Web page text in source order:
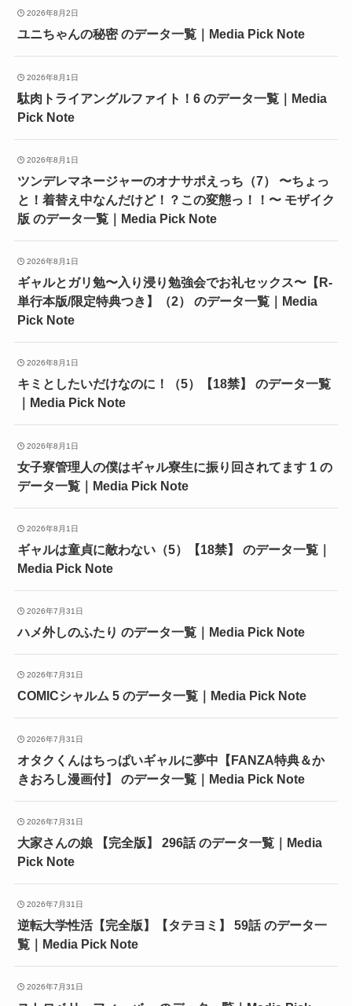
2026年8月2日
ユニちゃんの秘密 のデータ一覧｜Media Pick Note
2026年8月1日
駄肉トライアングルファイト！6 のデータ一覧｜Media
Pick Note
2026年8月1日
ツンデレマネージャーのオナサポえっち（7） 〜ちょっ
と！着替え中なんだけど！？この変態っ！！〜 モザイク
版 のデータ一覧｜Media Pick Note
2026年8月1日
ギャルとガリ勉〜入り浸り勉強会でお礼セックス〜【R-
単行本版/限定特典つき】（2） のデータ一覧｜Media
Pick Note
2026年8月1日
キミとしたいだけなのに！（5）【18禁】 のデータ一覧
｜Media Pick Note
2026年8月1日
女子寮管理人の僕はギャル寮生に振り回されてます 1 の
データ一覧｜Media Pick Note
2026年8月1日
ギャルは童貞に敵わない（5）【18禁】 のデータ一覧｜
Media Pick Note
2026年7月31日
ハメ外しのふたり のデータ一覧｜Media Pick Note
2026年7月31日
COMICシャルム 5 のデータ一覧｜Media Pick Note
2026年7月31日
オタクくんはちっぱいギャルに夢中【FANZA特典＆か
きおろし漫画付】 のデータ一覧｜Media Pick Note
2026年7月31日
大家さんの娘 【完全版】 296話 のデータ一覧｜Media
Pick Note
2026年7月31日
逆転大学性活【完全版】【タテヨミ】 59話 のデータ一
覧｜Media Pick Note
2026年7月31日